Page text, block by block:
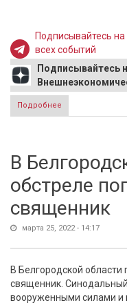
Подписывайтесь
всех событий
Подписывайтесь
Подробнее
В
обстреле
священник
марта 25, 2022 - 14:17
В Белгородской области
священник.
вооруженными силами и